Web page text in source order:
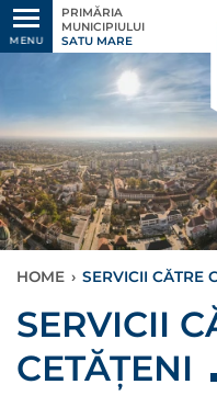
MENU
PRIMĂRIA
MUNICIPIULUI
SATU MARE
HOME › SERVICII CĂTRE
SERVICII
CETĂȚENI